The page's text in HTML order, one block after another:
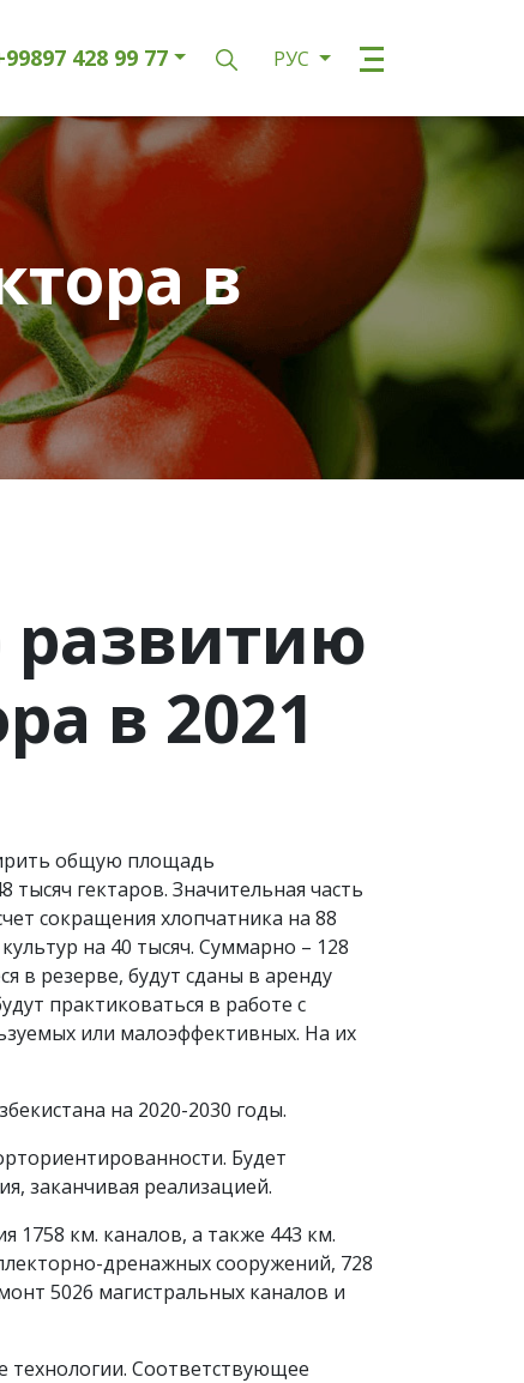
428 99 77 РУС
в
в 2021
общую площадь
гектаров. Значительная часть
сокращения хлопчатника на 88
на 40 тысяч. Суммарно – 128
в резерве, будут сданы в аренду
практиковаться в работе с
или малоэффективных. На их
на 2020-2030 годы.
Будет
заканчивая реализацией.
1758 км. каналов, а также 443 км.
дренажных сооружений, 728
5026 магистральных каналов и
технологии. Соответствующее